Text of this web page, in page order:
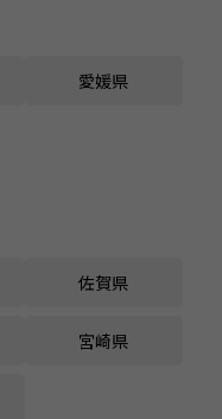
愛媛県
佐賀県
宮崎県